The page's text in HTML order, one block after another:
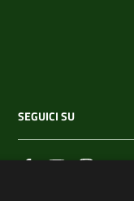
SEGUICI SU